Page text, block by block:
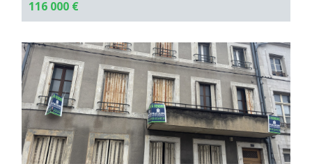
116 000 €